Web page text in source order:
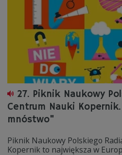
27. Piknik Naukowy
Centrum Nauki
mnóstwo"
Piknik Naukowy Polskiego
Kopernik to największa w